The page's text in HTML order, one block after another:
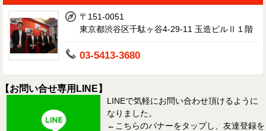
〒151-0051
東京都渋谷区千駄ヶ谷4-29-11 玉造ビルⅡ１階
03-5413-3680
【お問い合せ専用LINE】
LINEで気軽にお問い合わせ頂けるように
なりました。
←こちらのバナーをタップし、友達登録を